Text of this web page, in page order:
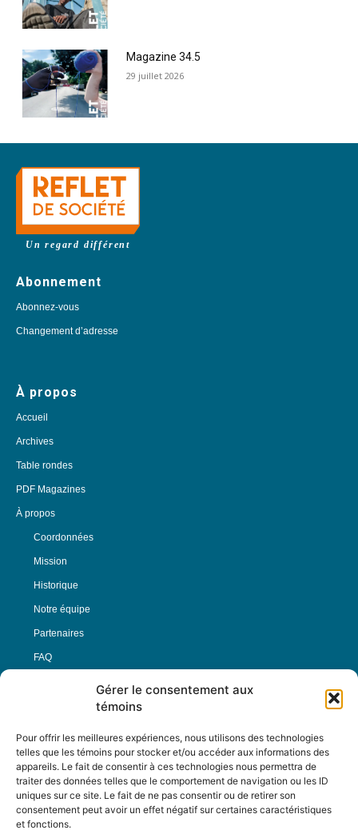
Gérer le consentement aux
témoins
Pour offrir les meilleures expériences, nous utilisons des technologies
telles que les témoins pour stocker et/ou accéder aux informations des
appareils. Le fait de consentir à ces technologies nous permettra de
traiter des données telles que le comportement de navigation ou les ID
uniques sur ce site. Le fait de ne pas consentir ou de retirer son
consentement peut avoir un effet négatif sur certaines caractéristiques
et fonctions.
Magazine 34.5
29 juillet 2026
Un regard différent
Abonnement
Abonnez-vous
Changement d’adresse
À propos
Accueil
Archives
Table rondes
PDF Magazines
À propos
Coordonnées
Mission
Historique
Notre équipe
Partenaires
FAQ
Nous Suivre